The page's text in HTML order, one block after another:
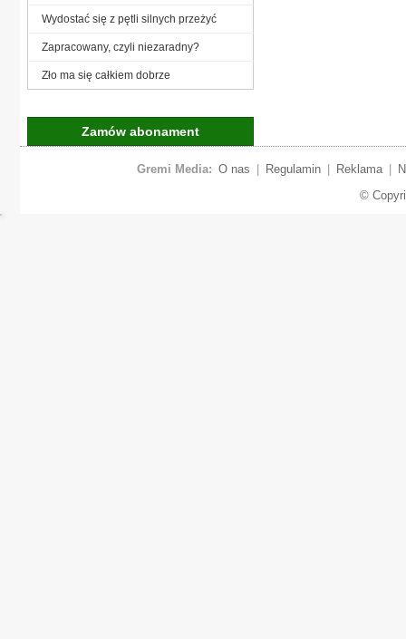
Wydostać się z pętli silnych przeżyć
Zapracowany, czyli niezaradny?
Zło ma się całkiem dobrze
Zamów abonament
Gremi Media: O nas Regulamin Reklama
©